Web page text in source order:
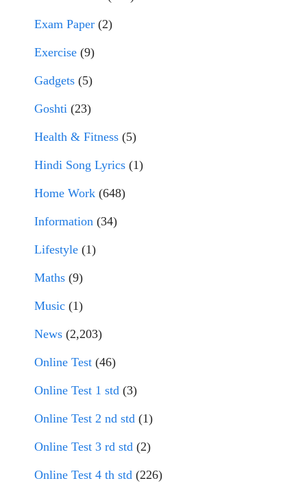
Exam Paper (2)
Exercise (9)
Gadgets (5)
Goshti (23)
Health & Fitness (5)
Hindi Song Lyrics (1)
Home Work (648)
Information (34)
Lifestyle (1)
Maths (9)
Music (1)
News (2,203)
Online Test (46)
Online Test 1 std (3)
Online Test 2 nd std (1)
Online Test 3 rd std (2)
Online Test 4 th std (226)